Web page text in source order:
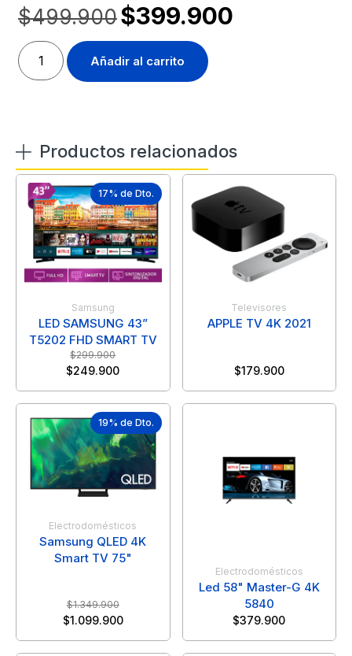
$499.900$399.900
Añadir al carrito
Productos relacionados
17% de Dto.
Samsung
LED SAMSUNG 43”
T5202 FHD SMART TV
$299.900
$249.900
Televisores
APPLE TV 4K 2021
$179.900
19% de Dto.
Electrodomésticos
Samsung QLED 4K
Smart TV 75"
$1.349.900
$1.099.900
Electrodomésticos
Led 58" Master-G 4K
5840
$379.900